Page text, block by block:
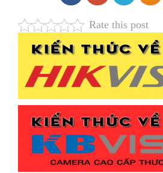
Rate this post